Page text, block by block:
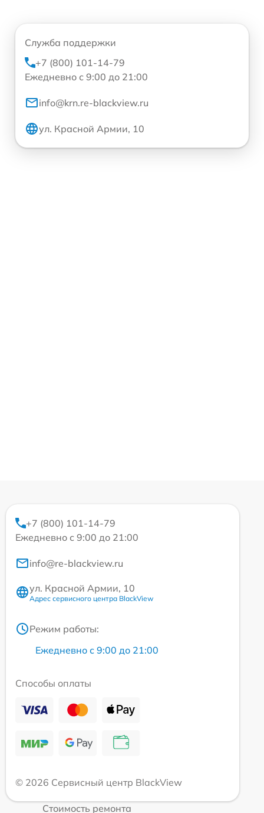
Служба поддержки
+7 (800) 101-14-79
Ежедневно с 9:00 до 21:00
info@krn.re-blackview.ru
ул. Красной Армии, 10
+7 (800) 101-14-79
Ежедневно с 9:00 до 21:00
info@re-blackview.ru
ул. Красной Армии, 10
Адрес сервисного центра BlackView
Режим работы:
Ежедневно с 9:00 до 21:00
Способы оплаты
© 2026 Сервисный центр BlackView
Стоимость ремонта